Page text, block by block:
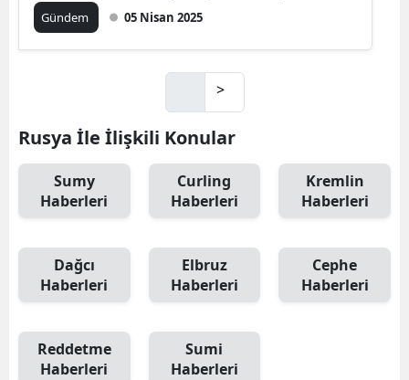
Gündem 05 Nisan 2025
>
Rusya İle İlişkili Konular
Sumy
Haberleri
Curling
Haberleri
Kremlin
Haberleri
Dağcı
Haberleri
Elbruz
Haberleri
Cephe
Haberleri
Reddetme
Haberleri
Sumi
Haberleri